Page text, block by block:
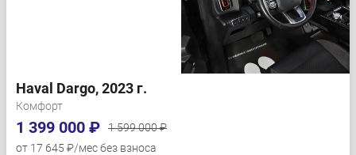
Haval Dargo, 2023 г.
Комфорт
1 399 000 ₽
1 599 000 ₽
от 17 645 ₽/мес без взноса